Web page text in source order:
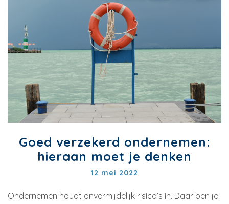
Goed verzekerd ondernemen:
hieraan moet je denken
12 mei 2022
Ondernemen houdt onvermijdelijk risico’s in. Daar ben je